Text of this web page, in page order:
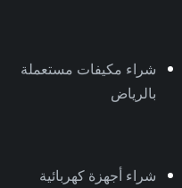
شراء مكيفات مستعملة
بالرياض
شراء أجهزة كهربائية